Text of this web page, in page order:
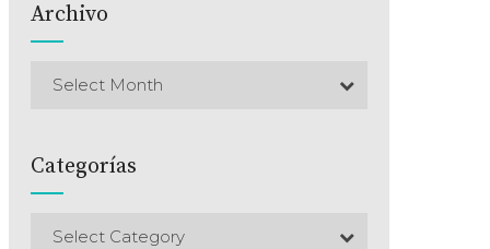
Archivo
Select Month
Categorías
Select Category